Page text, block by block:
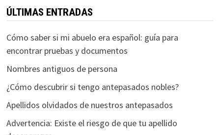
ÚLTIMAS ENTRADAS
Cómo saber si mi abuelo era español: guía para
encontrar pruebas y documentos
Nombres antiguos de persona
¿Cómo descubrir si tengo antepasados nobles?
Apellidos olvidados de nuestros antepasados
Advertencia: Existe el riesgo de que tu apellido